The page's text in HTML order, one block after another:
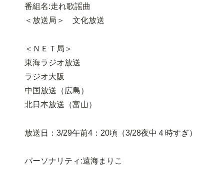
番組名:走れ歌謡曲
＜放送局＞ 文化放送
＜ＮＥＴ局＞
東海ラジオ放送
ラジオ大阪
中国放送（広島）
北日本放送（富山）
放送日：3/29午前4：20頃（3/28夜中４時すぎ）
パーソナリティ:遠海まりこ